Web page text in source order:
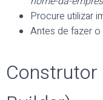
Procure utilizar
Antes de fazer